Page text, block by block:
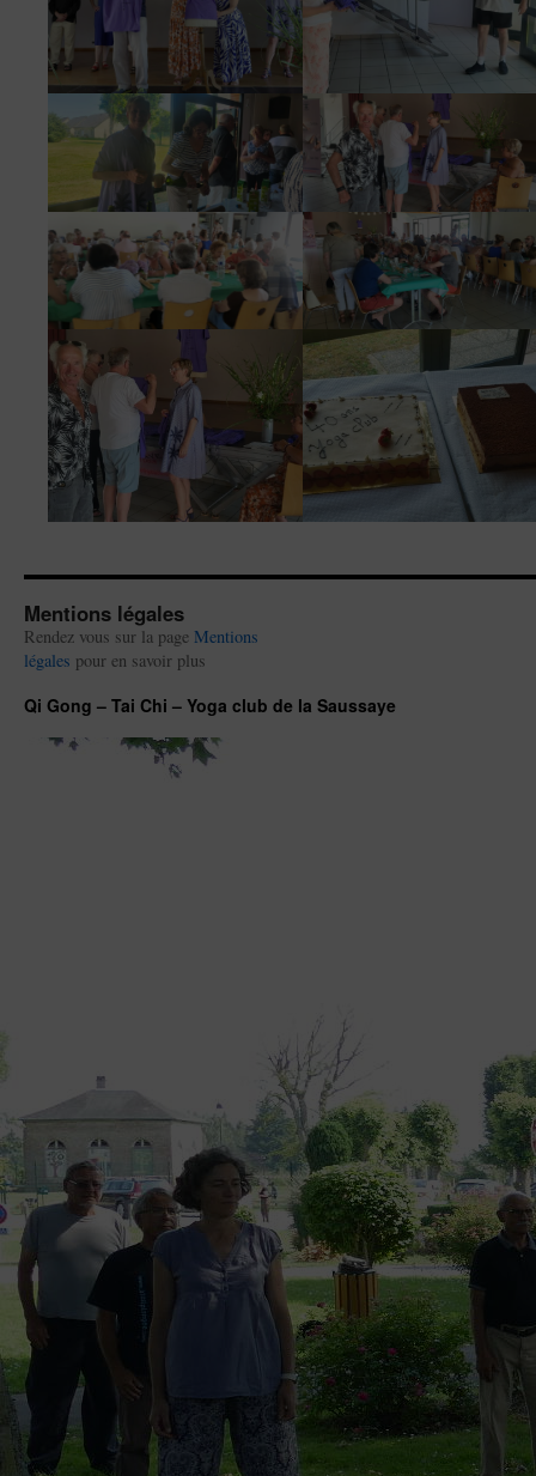
Mentions légales
Rendez vous sur la page Mentions
légales pour en savoir plus
Qi Gong – Tai Chi – Yoga club de la Saussaye